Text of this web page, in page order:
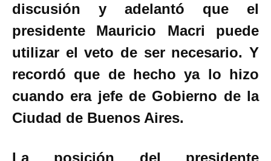
discusión y adelantó que el
presidente Mauricio Macri puede
utilizar el veto de ser necesario. Y
recordó que de hecho ya lo hizo
cuando era jefe de Gobierno de la
Ciudad de Buenos Aires.
La posición del presidente